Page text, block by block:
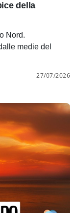
della
Nord.
medie del
27/07/2026